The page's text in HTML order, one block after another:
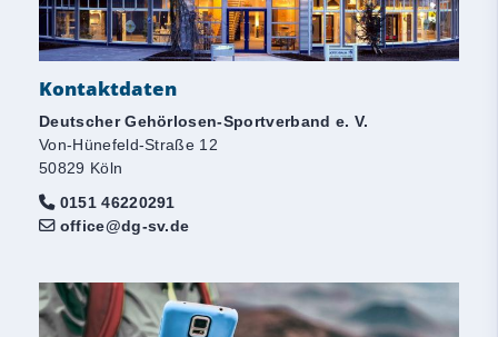
Kontaktdaten
Deutscher Gehörlosen-Sportverband e. V.
Von-Hünefeld-Straße 12
50829 Köln
0151 46220291
office@dg-sv.de